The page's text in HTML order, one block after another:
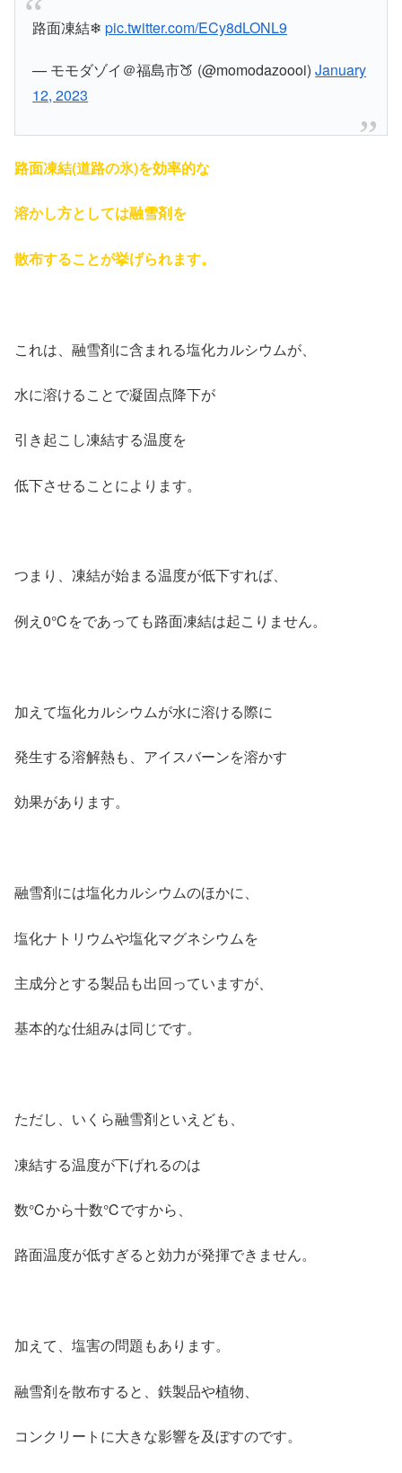
路面凍結❄pic.twitter.com/ECy8dLONL9
— モモダゾイ＠福島市🍑 (@momodazoooi)January
12, 2023
路面凍結(道路の氷)を効率的な
溶かし方としては融雪剤を
散布することが挙げられます。
これは、融雪剤に含まれる塩化カルシウムが、
水に溶けることで凝固点降下が
引き起こし凍結する温度を
低下させることによります。
つまり、凍結が始まる温度が低下すれば、
例え0℃をであっても路面凍結は起こりません。
加えて塩化カルシウムが水に溶ける際に
発生する溶解熱も、アイスバーンを溶かす
効果があります。
融雪剤には塩化カルシウムのほかに、
塩化ナトリウムや塩化マグネシウムを
主成分とする製品も出回っていますが、
基本的な仕組みは同じです。
ただし、いくら融雪剤といえども、
凍結する温度が下げれるのは
数℃から十数℃ですから、
路面温度が低すぎると効力が発揮できません。
加えて、塩害の問題もあります。
融雪剤を散布すると、鉄製品や植物、
コンクリートに大きな影響を及ぼすのです。